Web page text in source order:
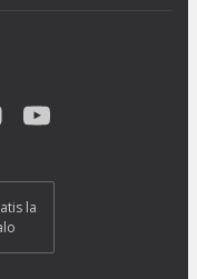
la